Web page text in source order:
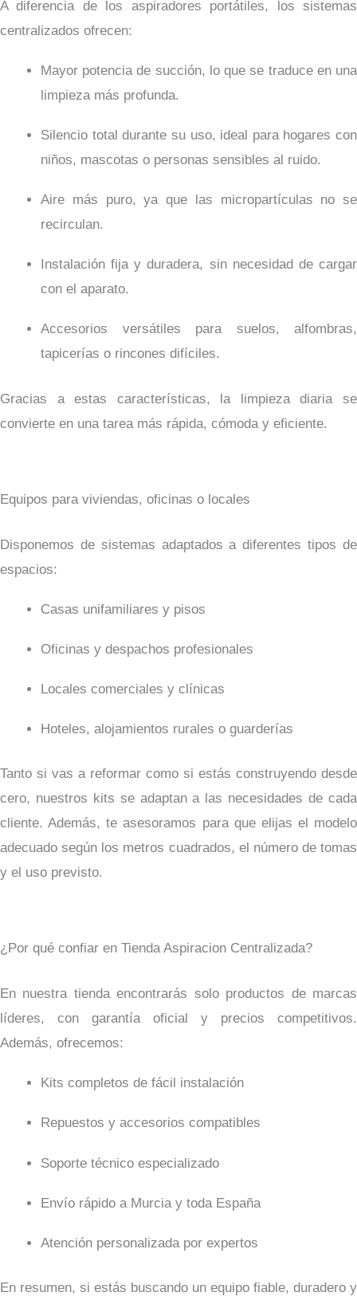
A diferencia de los aspiradores portátiles, los sistemas
centralizados ofrecen:
Mayor potencia de succión, lo que se traduce en una
limpieza más profunda.
Silencio total durante su uso, ideal para hogares con
niños, mascotas o personas sensibles al ruido.
Aire más puro, ya que las micropartículas no se
recirculan.
Instalación fija y duradera, sin necesidad de cargar
con el aparato.
Accesorios versátiles para suelos, alfombras,
tapicerías o rincones difíciles.
Gracias a estas características, la limpieza diaria se
convierte en una tarea más rápida, cómoda y eficiente.
Equipos para viviendas, oficinas o locales
Disponemos de sistemas adaptados a diferentes tipos de
espacios:
Casas unifamiliares y pisos
Oficinas y despachos profesionales
Locales comerciales y clínicas
Hoteles, alojamientos rurales o guarderías
Tanto si vas a reformar como si estás construyendo desde
cero, nuestros kits se adaptan a las necesidades de cada
cliente. Además, te asesoramos para que elijas el modelo
adecuado según los metros cuadrados, el número de tomas
y el uso previsto.
¿Por qué confiar en Tienda Aspiracion Centralizada?
En nuestra tienda encontrarás solo productos de marcas
líderes, con garantía oficial y precios competitivos.
Además, ofrecemos:
Kits completos de fácil instalación
Repuestos y accesorios compatibles
Soporte técnico especializado
Envío rápido a Murcia y toda España
Atención personalizada por expertos
En resumen, si estás buscando un equipo fiable, duradero y